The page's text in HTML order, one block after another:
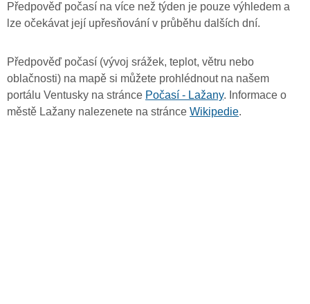
Předpověď počasí na více než týden je pouze výhledem a
lze očekávat její upřesňování v průběhu dalších dní.
Předpověď počasí (vývoj srážek, teplot, větru nebo
oblačnosti) na mapě si můžete prohlédnout na našem
portálu Ventusky na stránce Počasí - Lažany. Informace o
městě Lažany nalezenete na stránce Wikipedie.